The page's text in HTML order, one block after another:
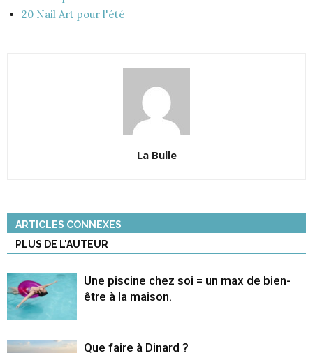
20 Nail Art pour l'été
La Bulle
ARTICLES CONNEXES
PLUS DE L'AUTEUR
Une piscine chez soi = un max de bien-
être à la maison.
Que faire à Dinard ?